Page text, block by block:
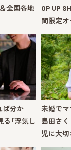
全国各地
OP UP
間限定オ
ば分か
「浮気し
未婚でマ
島田さく
児に大切